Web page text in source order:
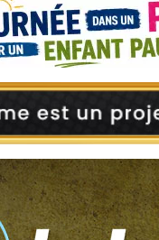
3 personnes
2 personnes
3 personnes
8 personnes
61 personnes
Ariel vient de
Il reste 49